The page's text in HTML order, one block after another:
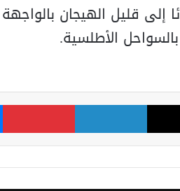
إلى قليل الهيجان
الأطلسية.
‫X لينكدإن